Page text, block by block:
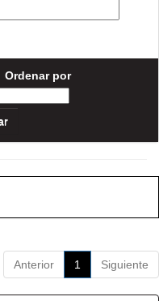
Ordenar por
Anterior 1 Siguiente